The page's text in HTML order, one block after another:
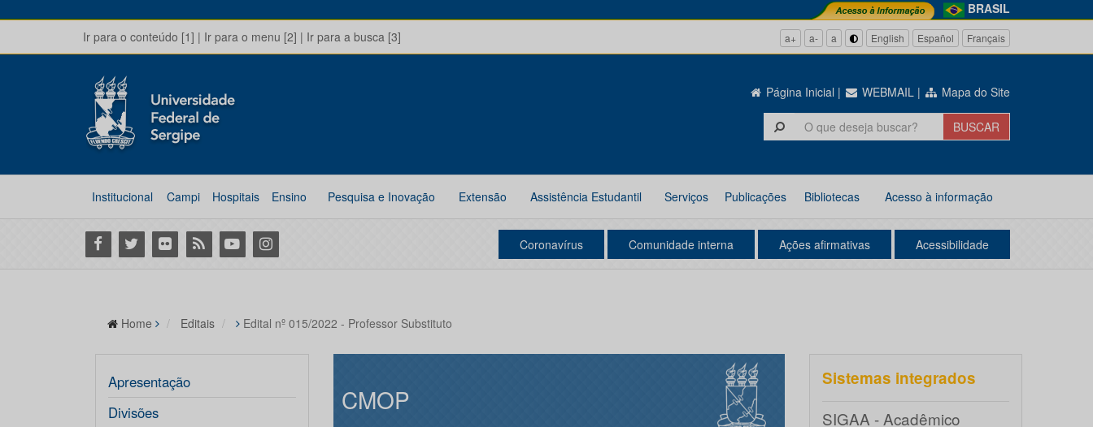
BRASIL
Ir para o conteúdo [1] | Ir para o menu [2] | Ir para a busca [3] a+ a- a English Español Français
Página Inicial | WEBMAIL | Mapa do Site
Institucional Campi Hospitais Ensino Pesquisa e Inovação Extensão Assistência Estudantil Serviços Publicações Bibliotecas Acesso à informação
Facebook
Twitter Flickr RSS YoutubeInstagram Coronavírus Comunidade interna Ações afirmativas Acessibilidade
Home Editais Edital nº 015/2022 - Professor Substituto
Apresentação
Divisões
CMOP
Sistemas integrados
SIGAA - Acadêmico